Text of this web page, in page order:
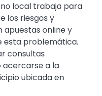
local trabaja para
los riesgos y
apuestas online y
esta problemática.
consultas
acercarse a la
ubicada en